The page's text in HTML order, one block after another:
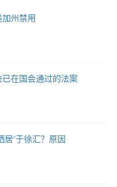
州禁用
在国会通过的法案
居”于徐汇？原因